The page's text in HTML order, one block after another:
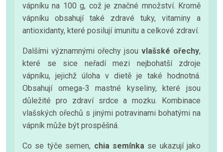
vápníku na 100 g, což je značné množství. Kromě
vápníku obsahují také zdravé tuky, vitaminy a
antioxidanty, které posilují imunitu a celkové zdraví.
Dalšími významnými ořechy jsou vlašské ořechy,
které se sice neřadí mezi nejbohatší zdroje
vápníku, jejichž úloha v dietě je také hodnotná.
Obsahují omega-3 mastné kyseliny, které jsou
důležité pro zdraví srdce a mozku. Kombinace
vlašských ořechů s jinými potravinami bohatými na
vápník může být prospěšná.
Co se týče semen, chia semínkase ukazují jako